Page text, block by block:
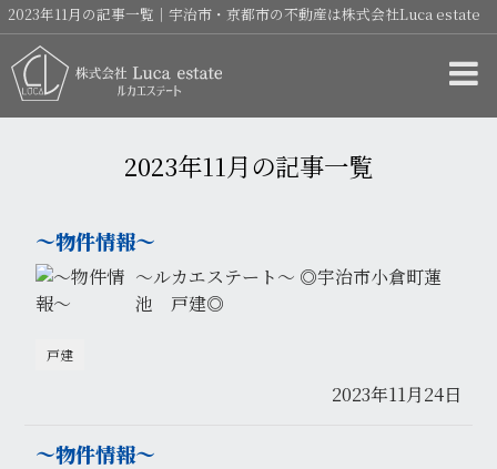
2023年11月の記事一覧｜宇治市・京都市の不動産は株式会社Luca estate
2023年11月の記事一覧
〜物件情報〜
〜ルカエステート〜 ◎宇治市小倉町蓮
池 戸建◎
戸建
2023年11月24日
〜物件情報〜